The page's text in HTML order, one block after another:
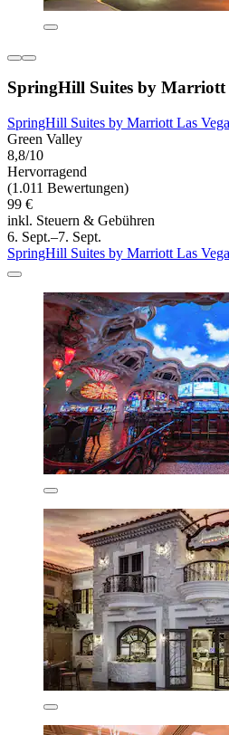
SpringHill Suites by Marriott
SpringHill Suites by Marriott Las
Green Valley
8,8/10
Hervorragend
(1.011 Bewertungen)
99 €
inkl. Steuern & Gebühren
6. Sept.–7. Sept.
SpringHill Suites by Marriott Las